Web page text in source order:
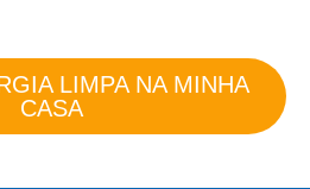
LIMPA NA MINHA
CASA